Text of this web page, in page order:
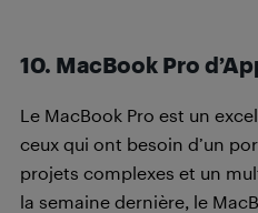
10. MacBook Pro
Le MacBook Pro est un
ceux qui ont besoin d’un
projets complexes et un
la semaine dernière, le